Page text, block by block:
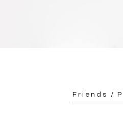
Friends /